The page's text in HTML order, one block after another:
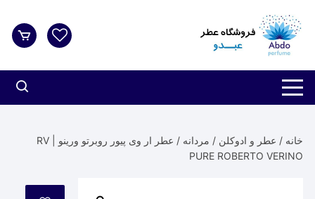
شدن
خانه / عطر و ادوکلن / مردانه
/ عطر ار وی پیور روبرتو ورینو | RV
PURE ROBERTO VERINO